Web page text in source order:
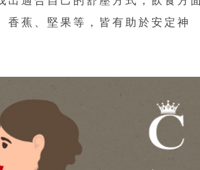
香蕉、堅果等，皆有助於安定神